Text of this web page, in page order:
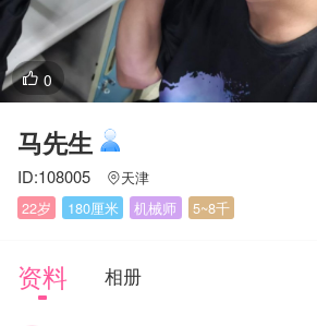
 0
马先生
ID:108005 天津
22岁
180厘米 机械师 5~8千
资料 相册